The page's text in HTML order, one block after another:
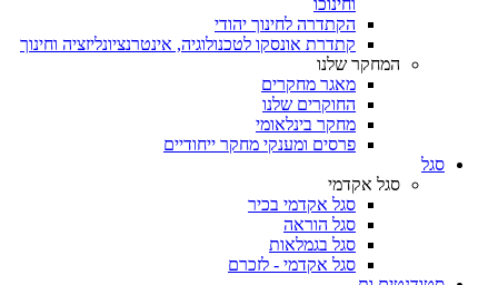
וחינוכו
הקתדרה לחינוך יהודי
קתדרת אונסקו לטכנולוגיה, אינטרנציונליזציה וחינוך
המחקר שלנו
מאגר מחקרים
החוקרים שלנו
מחקר בינלאומי
פרסים ומענקי מחקר ייחודיים
סגל
סגל אקדמי
סגל אקדמי בכיר
סגל הוראה
סגל בגמלאות
סגל אקדמי - לזכרם